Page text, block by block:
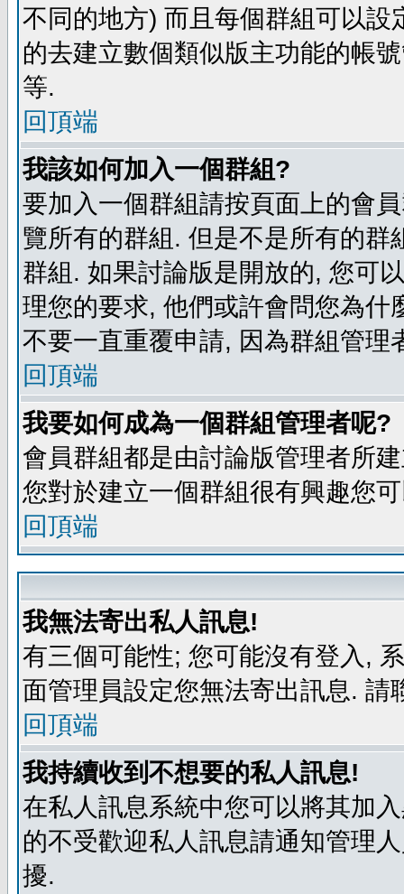
不同的地方) 而且每個群組可以
的去建立數個類似版主功能的帳
等.
回頂端
我該如何加入一個群組?
要加入一個群組請按頁面上的會
覽所有的群組. 但是不是所有的
群組. 如果討論版是開放的, 您可
理您的要求, 他們或許會問您為
不要一直重覆申請, 因為群組管理
回頂端
我要如何成為一個群組管理者呢?
會員群組都是由討論版管理者所
您對於建立一個群組很有興趣您
回頂端
我無法寄出私人訊息!
有三個可能性; 您可能沒有登入,
面管理員設定您無法寄出訊息. 請
回頂端
我持續收到不想要的私人訊息!
在私人訊息系統中您可以將其加
的不受歡迎私人訊息請通知管理
擾.